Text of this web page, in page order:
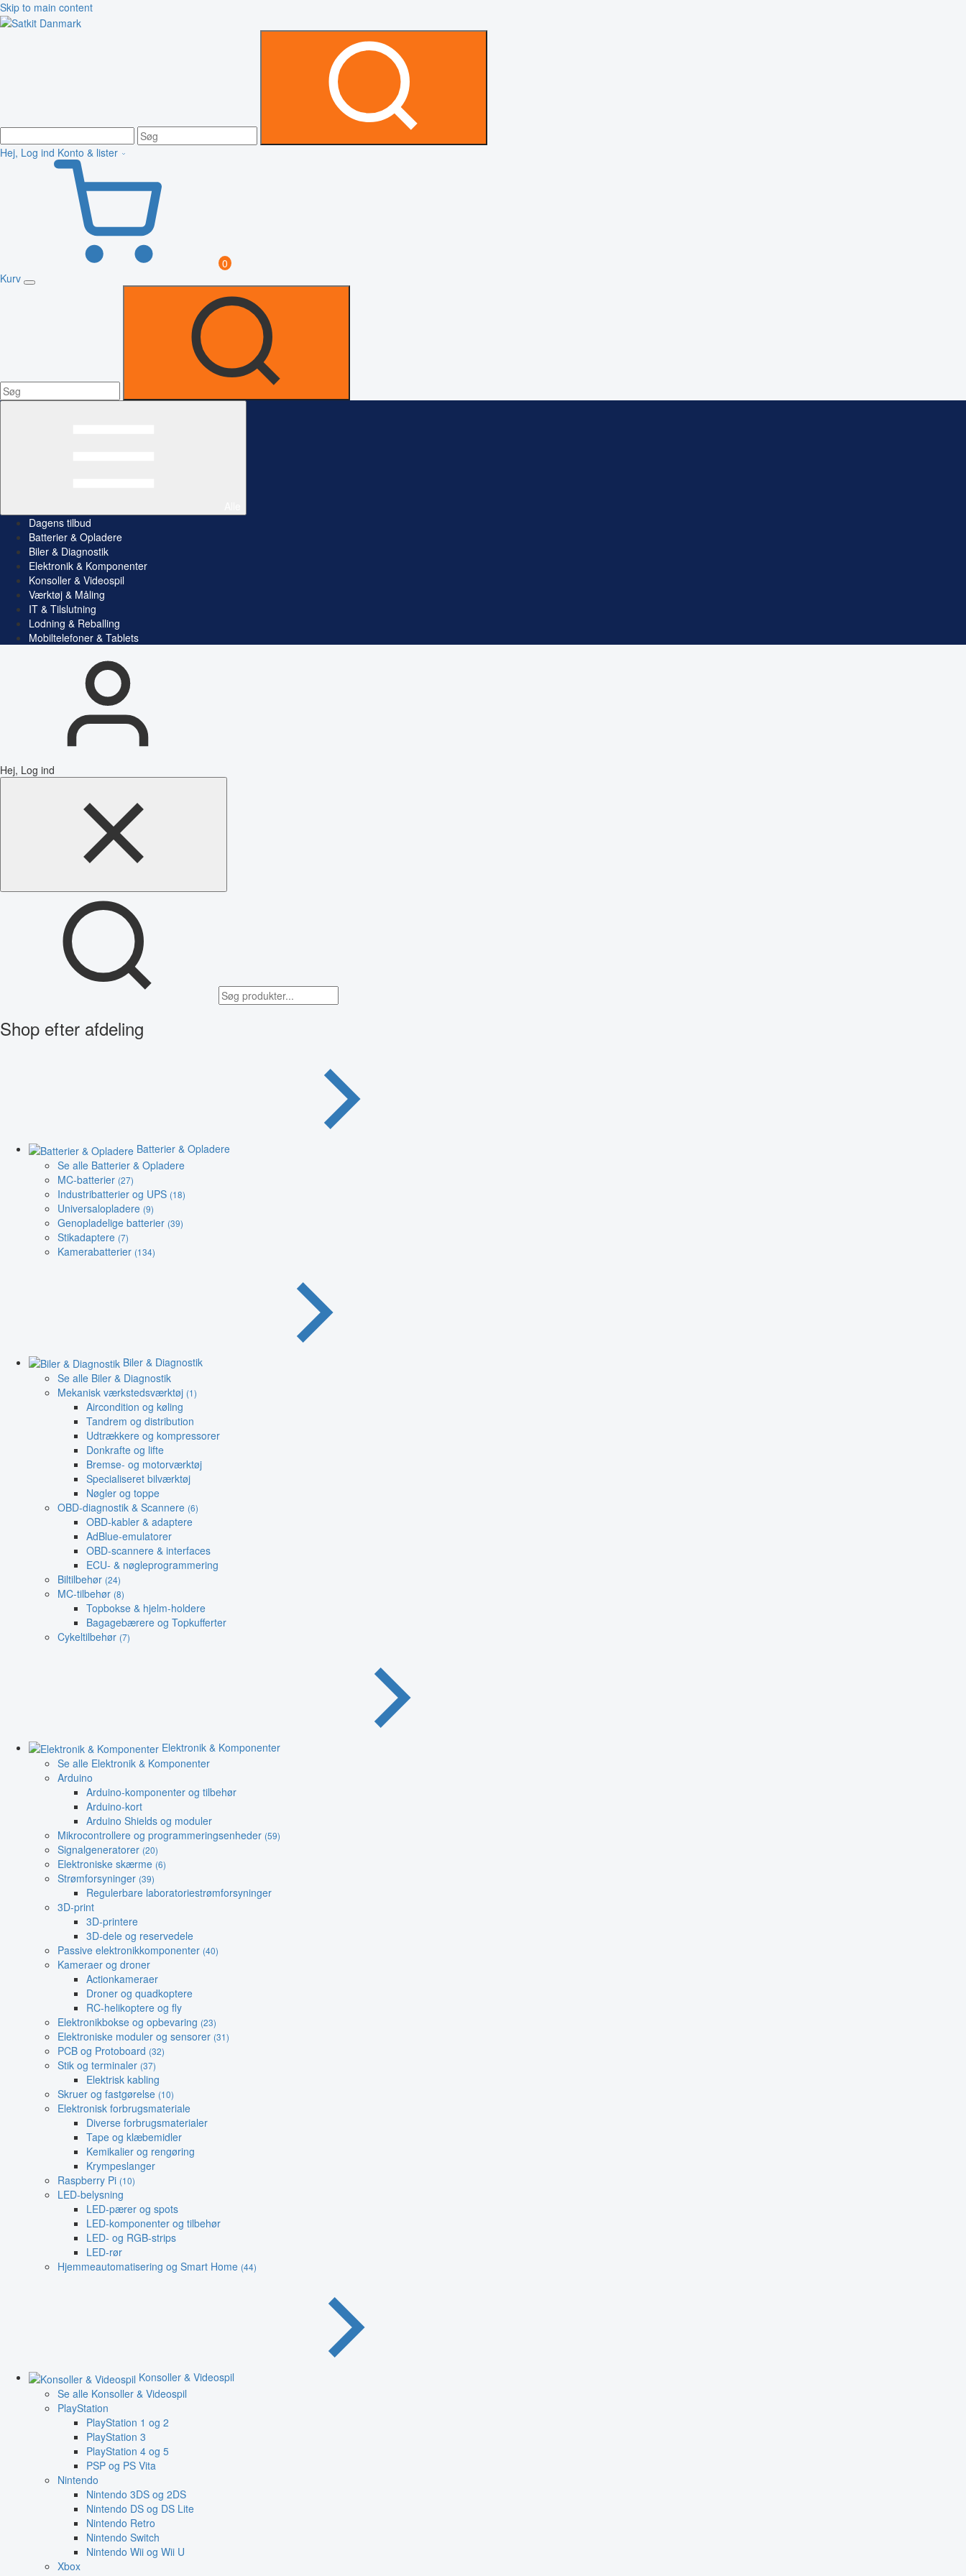
Skip to main content
Hej, Log ind Konto & lister
0
Kurv
Dagens tilbud
Batterier & Opladere
Biler & Diagnostik
Elektronik & Komponenter
Konsoller & Videospil
Værktøj & Måling
IT & Tilslutning
Lodning & Reballing
Mobiltelefoner & Tablets
Hej, Log ind
Shop efter afdeling
Batterier & Opladere
Se alle Batterier & Opladere
MC-batterier (27)
Industribatterier og UPS (18)
Universalopladere (9)
Genopladelige batterier (39)
Stikadaptere (7)
Kamerabatterier (134)
Biler & Diagnostik
Se alle Biler & Diagnostik
Mekanisk værkstedsværktøj (1)
Aircondition og køling
Tandrem og distribution
Udtrækkere og kompressorer
Donkrafte og lifte
Bremse- og motorværktøj
Specialiseret bilværktøj
Nøgler og toppe
OBD-diagnostik & Scannere (6)
OBD-kabler & adaptere
AdBlue-emulatorer
OBD-scannere & interfaces
ECU- & nøgleprogrammering
Biltilbehør (24)
MC-tilbehør (8)
Topbokse & hjelm-holdere
Bagagebærere og Topkufferter
Cykeltilbehør (7)
Elektronik & Komponenter
Se alle Elektronik & Komponenter
Arduino
Arduino-komponenter og tilbehør
Arduino-kort
Arduino Shields og moduler
Mikrocontrollere og programmeringsenheder (59)
Signalgeneratorer (20)
Elektroniske skærme (6)
Strømforsyninger (39)
Regulerbare laboratoriestrømforsyninger
3D-print
3D-printere
3D-dele og reservedele
Passive elektronikkomponenter (40)
Kameraer og droner
Actionkameraer
Droner og quadkoptere
RC-helikoptere og fly
Elektronikbokse og opbevaring (23)
Elektroniske moduler og sensorer (31)
PCB og Protoboard (32)
Stik og terminaler (37)
Elektrisk kabling
Skruer og fastgørelse (10)
Elektronisk forbrugsmateriale
Diverse forbrugsmaterialer
Tape og klæbemidler
Kemikalier og rengøring
Krympeslanger
Raspberry Pi (10)
LED-belysning
LED-pærer og spots
LED-komponenter og tilbehør
LED- og RGB-strips
LED-rør
Hjemmeautomatisering og Smart Home (44)
Konsoller & Videospil
Se alle Konsoller & Videospil
PlayStation
PlayStation 1 og 2
PlayStation 3
PlayStation 4 og 5
PSP og PS Vita
Nintendo
Nintendo 3DS og 2DS
Nintendo DS og DS Lite
Nintendo Retro
Nintendo Switch
Nintendo Wii og Wii U
Xbox